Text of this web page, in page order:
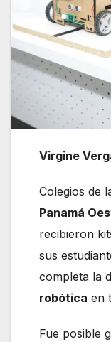
Virgine
Colegios de
Panamá
recibieron
sus
completa la
robótica en
Fue posible